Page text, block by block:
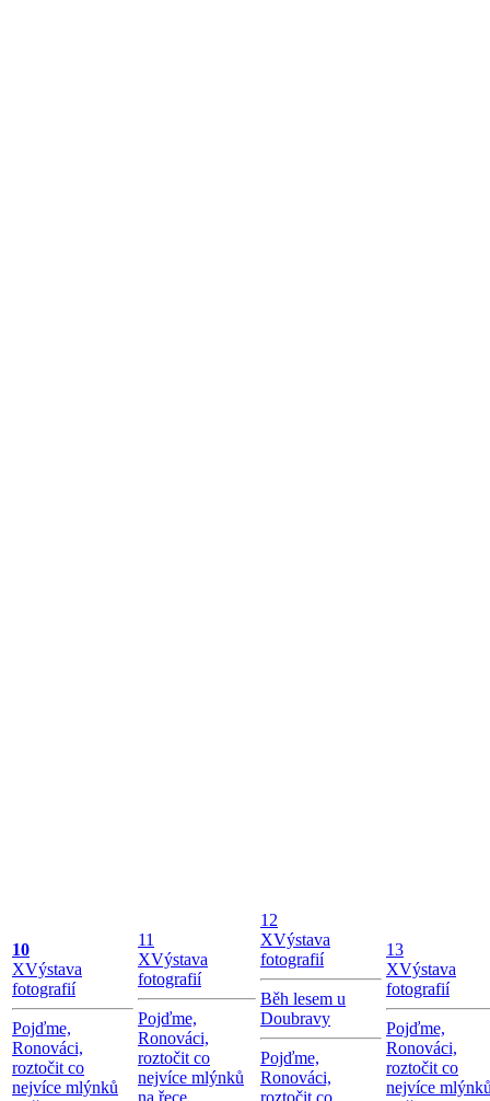
10
XVýstava
fotografií
Pojďme,
Ronováci,
roztočit co
nejvíce mlýnků
11
XVýstava
fotografií
Pojďme,
Ronováci,
roztočit co
nejvíce mlýnků
na řece
12
XVýstava
fotografií
Běh lesem u
Doubravy
Pojďme,
Ronováci,
roztočit co
13
XVýstava
fotografií
Pojďme,
Ronováci,
roztočit co
nejvíce